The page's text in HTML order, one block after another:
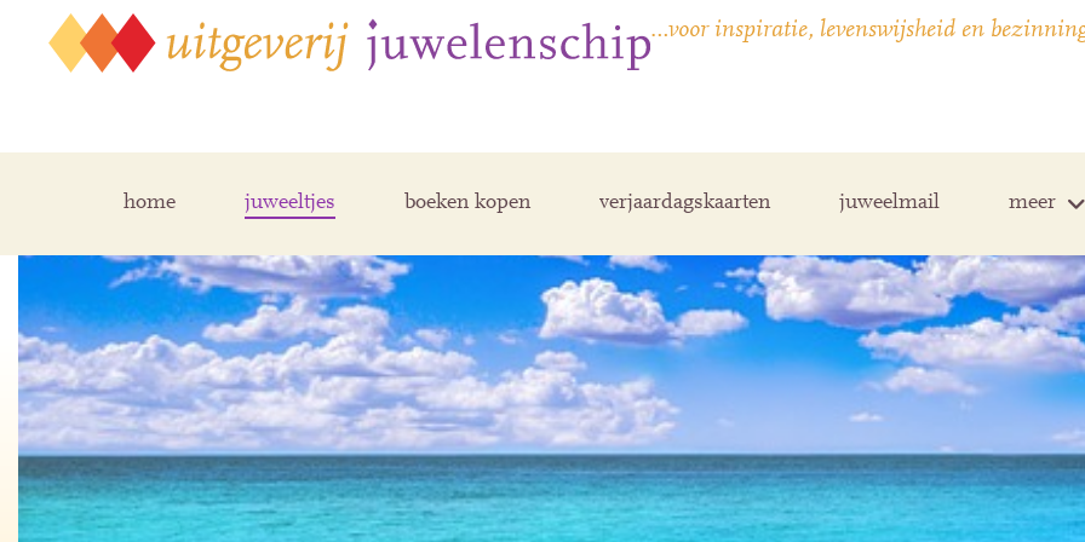
…voor inspiratie, levenswijsheid en
home juweeltjes boeken kopen verjaardagskaarten juweelmail meer